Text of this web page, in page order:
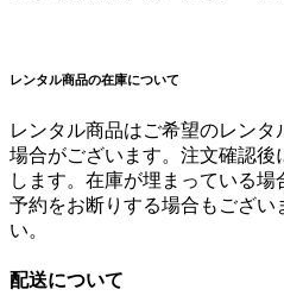
レンタル商品の在庫について
レンタル商品はご希望のレン
場合がございます。注文確認
します。在庫が埋まっている
予約をお断りする場合もござい
い。
配送について